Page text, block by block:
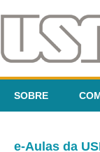
SOBRE
e-Aulas da